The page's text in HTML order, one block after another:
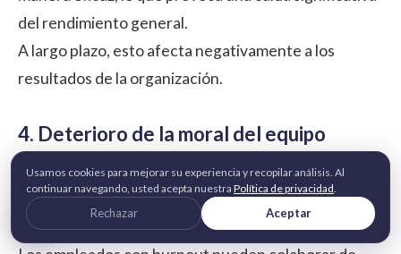
del rendimiento general.
A largo plazo, esto afecta negativamente a los
resultados de la organización.
4. Deterioro de la moral del equipo
El impacto del burnout laboral va más allá del
individuo y suele afectar a la dinámica y la moral del
equipo.
Usamos cookies para mejorar su experiencia y recopilar análisis. Al
continuar navegando, usted acepta nuestra Política de privacidad.
Rechazar Aceptar